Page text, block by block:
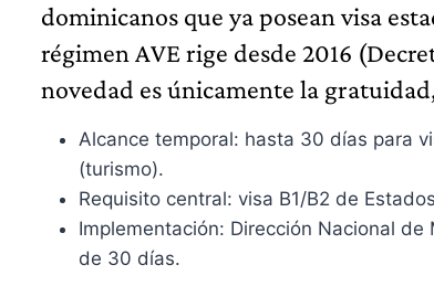
dominicanos que ya posean visa
régimen AVE rige desde 2016
novedad es únicamente la
Alcance temporal: hasta 30 días para
(turismo).
Requisito central: visa B1/B2 de
Implementación: Dirección Nacional
de 30 días.